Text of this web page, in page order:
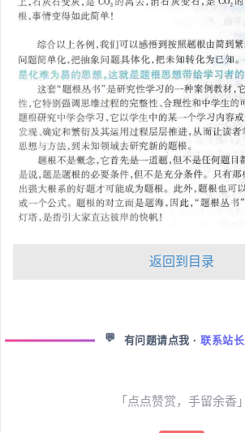
返回到目录
💬 有问题请点我 ·联系站长
「点点赞赏，手留余香」